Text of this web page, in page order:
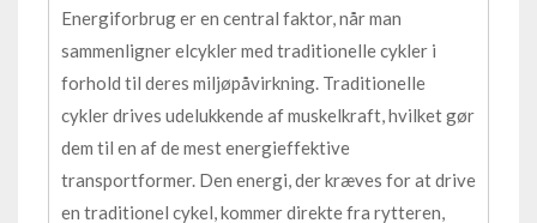
Energiforbrug er en central faktor, når man
sammenligner elcykler med traditionelle cykler i
forhold til deres miljøpåvirkning. Traditionelle
cykler drives udelukkende af muskelkraft, hvilket gør
dem til en af de mest energieffektive
transportformer. Den energi, der kræves for at drive
en traditionel cykel, kommer direkte fra rytteren,